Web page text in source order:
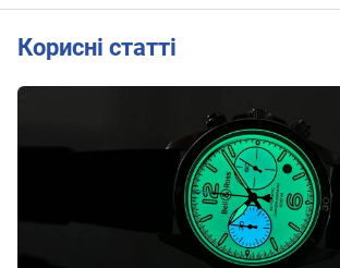
Корисні статті